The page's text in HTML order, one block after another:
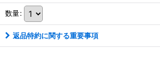
数量:
返品特約に関する重要事項